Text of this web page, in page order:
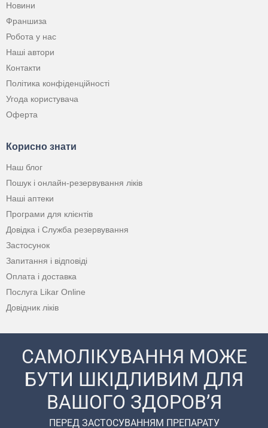
Новини
Франшиза
Робота у нас
Наші автори
Контакти
Політика конфіденційності
Угода користувача
Оферта
Корисно знати
Наш блог
Пошук і онлайн-резервування ліків
Наші аптеки
Програми для клієнтів
Довідка і Служба резервування
Застосунок
Запитання і відповіді
Оплата і доставка
Послуга Likar Online
Довідник ліків
САМОЛІКУВАННЯ МОЖЕ
БУТИ ШКІДЛИВИМ ДЛЯ
ВАШОГО ЗДОРОВ’Я
ПЕРЕД ЗАСТОСУВАННЯМ ПРЕПАРАТУ